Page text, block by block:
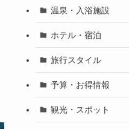
温泉・入浴施設
ホテル・宿泊
旅行スタイル
予算・お得情報
観光・スポット